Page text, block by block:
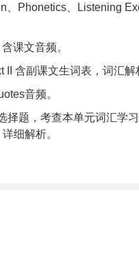
Phonetics、Listening
课文音频。
II 含副课文生词表，词汇
音频。
择题，考查本单元词汇学
细解析。